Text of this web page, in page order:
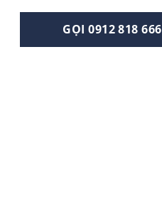
GỌI 0912 818 666